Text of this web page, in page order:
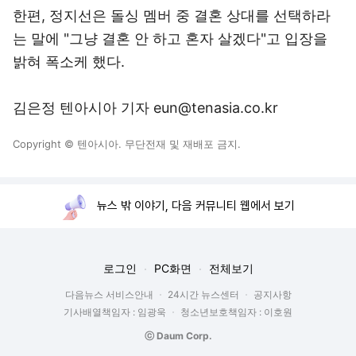
한편, 정지선은 돌싱 멤버 중 결혼 상대를 선택하라
는 말에 "그냥 결혼 안 하고 혼자 살겠다"고 입장을
밝혀 폭소케 했다.
김은정 텐아시아 기자 eun@tenasia.co.kr
Copyright © 텐아시아. 무단전재 및 재배포 금지.
뉴스 밖 이야기, 다음 커뮤니티 웹에서 보기
로그인 PC화면 전체보기
다음뉴스 서비스안내 24시간 뉴스센터
공지사항
기사배열책임자 : 임광욱
청소년보호책임자 : 이호원
ⓒ Daum Corp.